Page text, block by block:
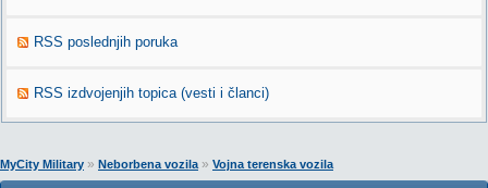
RSS poslednjih poruka
RSS izdvojenjih topica (vesti i članci)
MyCity Military » Neborbena vozila» Vojna terenska vozila